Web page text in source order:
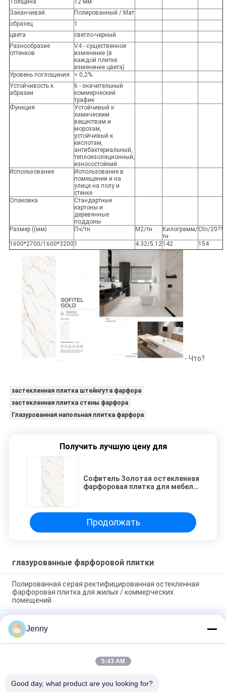
Толщина
12 мм
Заканчивай.
Полированный / Мат
образец
1
цвета
светло-черный
Разнообразие
оттенков
V4 - существенное
изменение (в
каждой плитке
изменение цвета)
Уровень поглощения
< 0,2%
Устойчивость к
абразии
6 - значительный
коммерческий
трафик
Функция
Устойчивый к
химическим
веществам и
морозам,
устойчивый к
кислотам,
антибактериальный,
теплоизоляционный,
износостойкий
Использование
Использование в
помещении и на
улице на полу и
стенке
Опаковка
Стандартные
картоны и
деревянные
поддоны
Размер ((мм)
Пч/тн М2/тн
Килограмм/
тн
Ctn/20??
1600*2700/1600*3200 1 4.32/5.12142 154
- Что?
застекленная плитка штейнгута фарфора
застекленная плитка стены фарфора
Глазурованная напольная плитка фарфора
Получить лучшую цену для
Софитель Золотая остекленная
фарфоровая плитка для мебели
Продолжать
глазурованные фарфоровой плитки
Полированная серая ректифицированная остекленная
фарфоровая плитка для жилых / коммерческих
помещений
Глянцевая глазурная ректифицированная фарфоровая
плитка с полированной отделкой с низким уровнем
поглощения воды PEI 4
Белая глазурная плитка машина полный корпус
фарфоровой плитки Мат завершение с 0,05% поглощения
Jenny
5:43 AM
Good day, what product are you looking for?